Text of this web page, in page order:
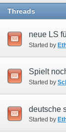
Threads
neue LS
Started by
Spielt
Started by
deutsche
Started by